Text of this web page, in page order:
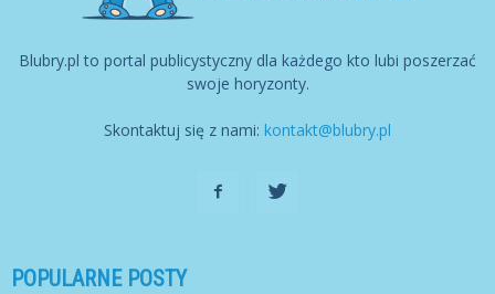
Blubry.pl to portal publicystyczny dla każdego kto lubi poszerzać
swoje horyzonty.
Skontaktuj się z nami: kontakt@blubry.pl
POPULARNE POSTY